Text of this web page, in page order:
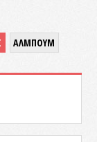
ΑΛΜΠΟΥΜ